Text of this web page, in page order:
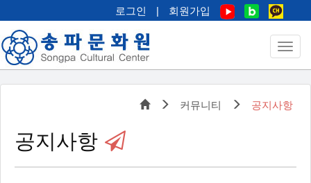
로그인 | 회원가입
커뮤니티 공지사항
공지사항